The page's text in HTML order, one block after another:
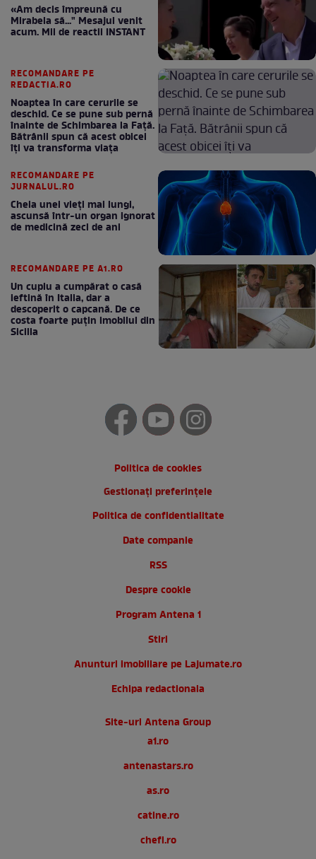
«Am decis împreună cu
Mirabela să..." Mesajul venit
acum. Mii de reactii INSTANT
RECOMANDARE PE
REDACTIA.RO
Noaptea în care cerurile se
deschid. Ce se pune sub pernă
înainte de Schimbarea la Față.
Bătrânii spun că acest obicei
îți va transforma viața
RECOMANDARE PE
JURNALUL.RO
Cheia unei vieți mai lungi,
ascunsă într-un organ ignorat
de medicină zeci de ani
RECOMANDARE PE A1.RO
Un cuplu a cumpărat o casă
ieftină în Italia, dar a
descoperit o capcană. De ce
costa foarte puțin imobilul din
Sicilia
Politica de cookies
Gestionați preferințele
Politica de confidentialitate
Date companie
RSS
Despre cookie
Program Antena 1
Stiri
Anunturi imobiliare pe Lajumate.ro
Echipa redactionala
Site-uri Antena Group
a1.ro
antenastars.ro
as.ro
catine.ro
chefi.ro